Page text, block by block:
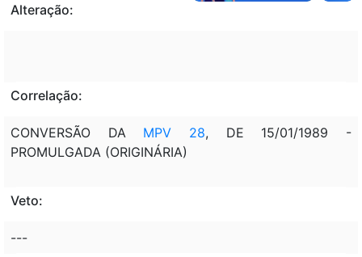
Alteração:
Correlação:
CONVERSÃO DA MPV 28, DE 15/01/1989 -
PROMULGADA (ORIGINÁRIA)
Veto:
---